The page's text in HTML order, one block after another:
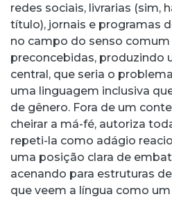
redes sociais, livrarias (sim,
título), jornais e programas
no campo do senso comum
preconcebidas, produzindo
central, que seria o
uma linguagem inclusiva
de gênero. Fora de um
cheirar a má-fé, autoriza
repeti-la como adágio
uma posição clara de
acenando para estruturas
que veem a língua como